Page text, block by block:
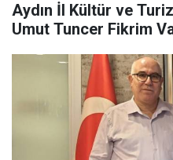
Aydın İl Kültür ve
Umut Tuncer Fikrim